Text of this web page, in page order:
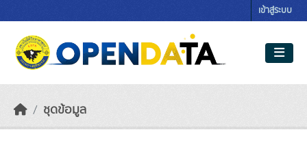
เข้าสู่ระบบ
ชุดข้อมูล